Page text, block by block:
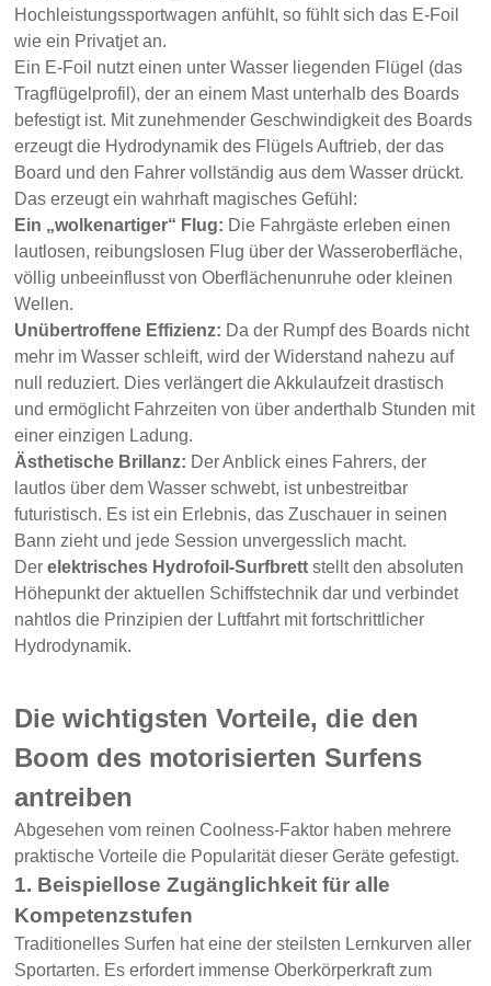
Hochleistungssportwagen anfühlt, so fühlt sich das E-Foil
wie ein Privatjet an.
Ein E-Foil nutzt einen unter Wasser liegenden Flügel (das
Tragflügelprofil), der an einem Mast unterhalb des Boards
befestigt ist. Mit zunehmender Geschwindigkeit des Boards
erzeugt die Hydrodynamik des Flügels Auftrieb, der das
Board und den Fahrer vollständig aus dem Wasser drückt.
Das erzeugt ein wahrhaft magisches Gefühl:
Ein „wolkenartiger“ Flug: Die Fahrgäste erleben einen
lautlosen, reibungslosen Flug über der Wasseroberfläche,
völlig unbeeinflusst von Oberflächenunruhe oder kleinen
Wellen.
Unübertroffene Effizienz: Da der Rumpf des Boards nicht
mehr im Wasser schleift, wird der Widerstand nahezu auf
null reduziert. Dies verlängert die Akkulaufzeit drastisch
und ermöglicht Fahrzeiten von über anderthalb Stunden mit
einer einzigen Ladung.
Ästhetische Brillanz: Der Anblick eines Fahrers, der
lautlos über dem Wasser schwebt, ist unbestreitbar
futuristisch. Es ist ein Erlebnis, das Zuschauer in seinen
Bann zieht und jede Session unvergesslich macht.
Derelektrisches Hydrofoil-Surfbrett stellt den absoluten
Höhepunkt der aktuellen Schiffstechnik dar und verbindet
nahtlos die Prinzipien der Luftfahrt mit fortschrittlicher
Hydrodynamik.
Die wichtigsten Vorteile, die den
Boom des motorisierten Surfens
antreiben
Abgesehen vom reinen Coolness-Faktor haben mehrere
praktische Vorteile die Popularität dieser Geräte gefestigt.
1. Beispiellose Zugänglichkeit für alle
Kompetenzstufen
Traditionelles Surfen hat eine der steilsten Lernkurven aller
Sportarten. Es erfordert immense Oberkörperkraft zum